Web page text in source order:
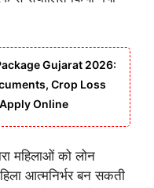
Gujarat 2026:
Crop Loss
Online
महिलाओं को लोन
आत्मनिर्भर बन सकती